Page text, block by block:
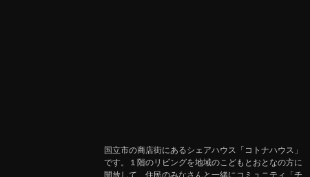
国立市の商店街にあるシェアハウス「コトナハウス」
です。１階のリビングを地域のこどもとおとなの方に
開放して、住民のみなさんと一緒にコミュニティ「チ